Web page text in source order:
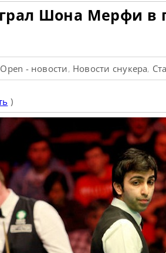
Шона Мерфи в
- новости, Новости снукера,
)